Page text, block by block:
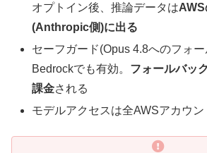
オプトイン後、推論データは
(Anthropic側)に出る
セーフガード(Opus 4.8へのフォ
Bedrockでも有効。 フォールバッ
課金される
モデルアクセスは全AWSアカウ